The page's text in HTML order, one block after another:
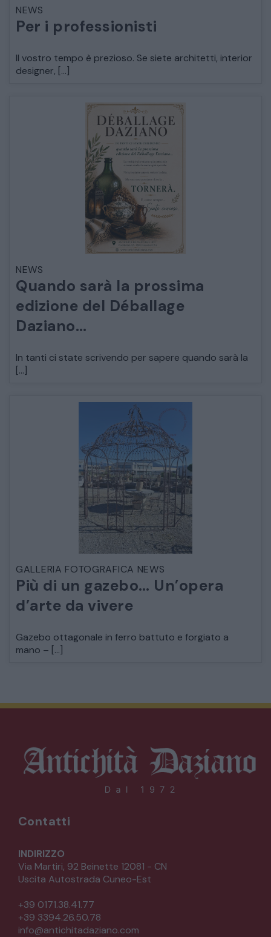
COMÒ E COMODINI
TAVOLI TAVOLINI CONSOLE
SEDIE POLTRONE DIVANI
CREDENZE – DOPPI CORPI – BUFFET
SALE DA PRANZO – STUDIO UFFICIO
ARREDO DA GIARDINO
DECORAZIONI OGGETTISTICA ILLUMINAZIONE
MATERIALI E STRUTTURE
MODERNARIATO
STILI ED ESPOSIZIONE
STRUMENTI MUSICALI
VEICOLI D’EPOCA
NEWS
Per i professionisti
Il vostro tempo è prezioso. Se siete architetti, interior
designer, […]
NEWS
Quando sarà la prossima
edizione del Déballage
Daziano…
In tanti ci state scrivendo per sapere quando sarà la
[…]
GALLERIA FOTOGRAFICA NEWS
Più di un gazebo… Un’opera
d’arte da vivere
Gazebo ottagonale in ferro battuto e forgiato a
mano – […]
Contatti
INDIRIZZO
Via Martiri, 92 Beinette 12081 - CN
Uscita Autostrada Cuneo-Est
+39 0171.38.41.77
+39 3394.26.50.78
info@antichitadaziano.com